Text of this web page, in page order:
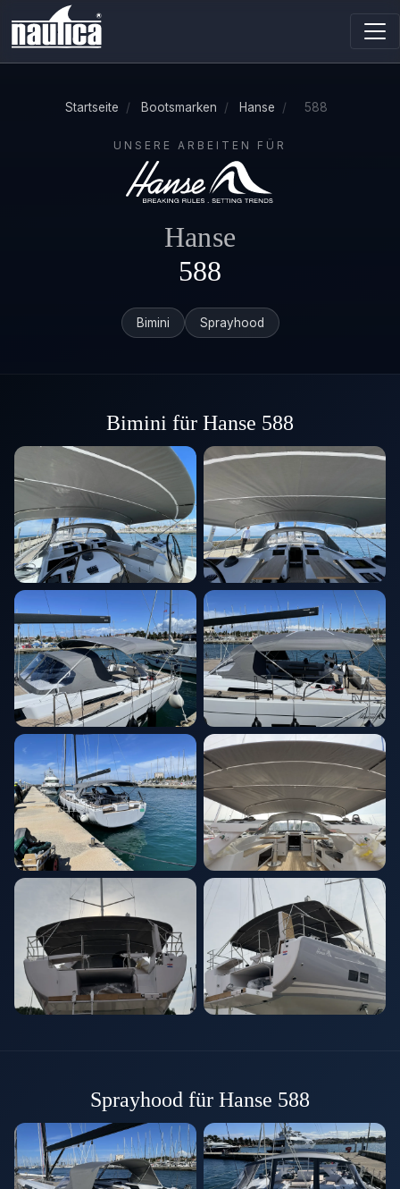
Startseite / Bootsmarken / Hanse / 588
UNSERE ARBEITEN FÜR
Hanse
588
Bimini Sprayhood
Bimini für Hanse 588
Sprayhood für Hanse 588